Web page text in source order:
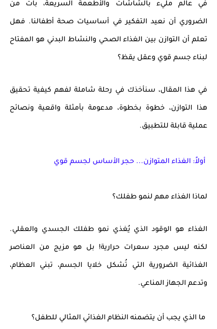
في عالم مليء بالشاشات والأطعمة السريعة، بات من
الضروري أن نعيد التفكير في أساسيات صحة أطفالنا. فهل
تعلم أن التوازن بين الغذاء الصحي والنشاط البدني هو المفتاح
لبناء جسم قوي وعقل يقظ؟
في هذا المقال، سنأخذك في رحلة شاملة لفهم كيفية تحقيق
هذا التوازن، خطوة بخطوة، مدعومة بأمثلة واقعية ونصائح
عملية قابلة للتطبيق.
أولاً: الغذاء المتوازن... حجر الأساس لجسم قوي
لماذا الغذاء مهم لنمو طفلك؟
الغذاء هو الوقود الذي يُغذي نمو طفلك الجسدي والعقلي.
لكنه ليس مجرد سعرات حرارية! بل هو مزيج من العناصر
الغذائية الضرورية التي تُشكل خلايا الجسم، تبني العظام،
وتدعم الجهاز المناعي.
ما الذي يجب أن يتضمنه النظام الغذائي المثالي للطفل؟